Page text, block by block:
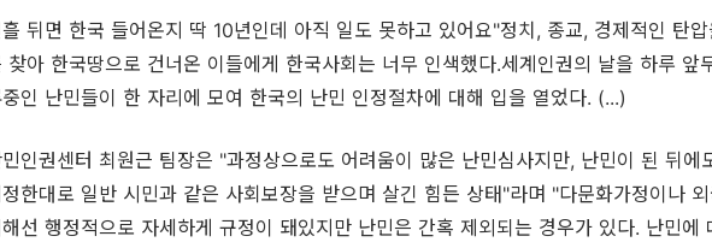
뒤면 한국 들어온지 딱 10년인데 아직 일도 못하고 있어요"정치, 종교, 경제적인 탄
찾아 한국땅으로 건너온 이들에게 한국사회는 너무 인색했다.세계인권의 날을 하루 앞
인 난민들이 한 자리에 모여 한국의 난민 인정절차에 대해 입을 열었다. (...)
인권센터 최원근 팀장은 "과정상으로도 어려움이 많은 난민심사지만, 난민이 된 뒤에
한대로 일반 시민과 같은 사회보장을 받으며 살긴 힘든 상태"라며 "다문화가정이나 외
선 행정적으로 자세하게 규정이 돼있지만 난민은 간혹 제외되는 경우가 있다. 난민에